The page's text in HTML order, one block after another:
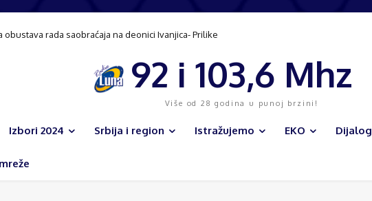
rada saobraćaja na deonici Ivanjica- Prilike
njihovoj ulozi u razvoju sela
92 i 103,6 Mhz
Više od 28 godina u punoj brzini!
Izbori 2024 Srbija i region Istražujemo EKO Dijalog